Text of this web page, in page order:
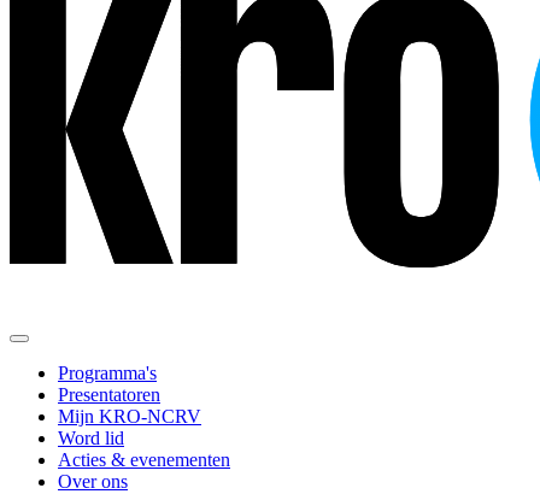
Programma's
Presentatoren
Mijn KRO-NCRV
Word lid
Acties & evenementen
Over ons